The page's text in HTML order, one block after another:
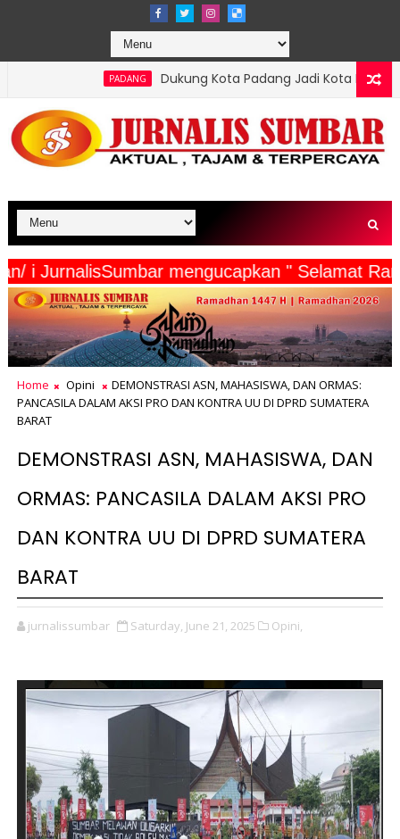
Dukung Kota Padang Jadi Kota Inovator, Kartu
i JurnalisSumbar mengucapkan "
Home Opini
DEMONSTRASI ASN, MAHASISWA, DAN ORMAS:
PANCASILA DALAM AKSI PRO DAN KONTRA UU DI DPRD SUMATERA
BARAT
DEMONSTRASI ASN, MAHASISWA, DAN
ORMAS: PANCASILA DALAM AKSI PRO
DAN KONTRA UU DI DPRD SUMATERA
BARAT
jurnalissumbar Saturday, June 21, 2025 Opini,